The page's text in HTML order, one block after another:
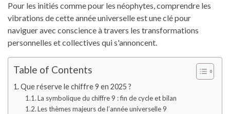
Pour les initiés comme pour les néophytes, comprendre les
vibrations de cette année universelle est une clé pour
naviguer avec conscience à travers les transformations
personnelles et collectives qui s'annoncent.
Table of Contents
Que réserve le chiffre 9 en 2025 ?
La symbolique du chiffre 9 : fin de cycle et bilan
Les thèmes majeurs de l’année universelle 9